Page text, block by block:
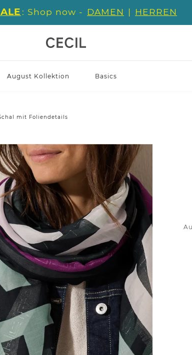
: Shop now - DAMEN | HERREN
August Kollektion Basics
mit Foliendetails